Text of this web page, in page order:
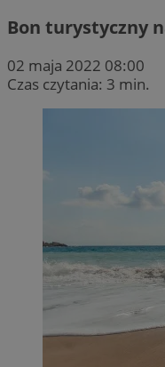
Bon turystyczny
02 maja 2022 08:00
Czas czytania: 3 min.